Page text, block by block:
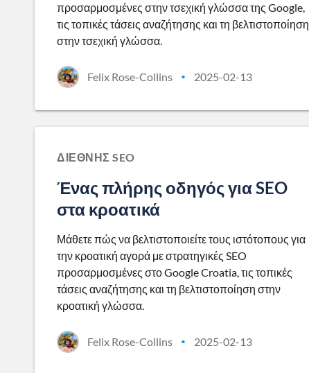
προσαρμοσμένες στην τσεχική γλώσσα της Google,
τις τοπικές τάσεις αναζήτησης και τη βελτιστοποίηση
στην τσεχική γλώσσα.
Felix Rose-Collins • 2025-02-13
ΔΙΕΘΝΉΣ SEO
Ένας πλήρης οδηγός για SEO
στα κροατικά
Μάθετε πώς να βελτιστοποιείτε τους ιστότοπους για
την κροατική αγορά με στρατηγικές SEO
προσαρμοσμένες στο Google Croatia, τις τοπικές
τάσεις αναζήτησης και τη βελτιστοποίηση στην
κροατική γλώσσα.
Felix Rose-Collins • 2025-02-13